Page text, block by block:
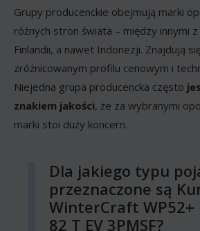
Grupy producenckie obejmują marki
różnych stron świata – między innymi z
Finlandii, a nawet Indonezji. Znajdują
zróżnicowanym profilu cenowym i
Niejedna grupa producencka często
znakiem jakości, że za wybranymi
marki stoi duży koncern.
Dla jakiego typu
przeznaczone są
WinterCraft WP52+
82 T EV 3PMSF?